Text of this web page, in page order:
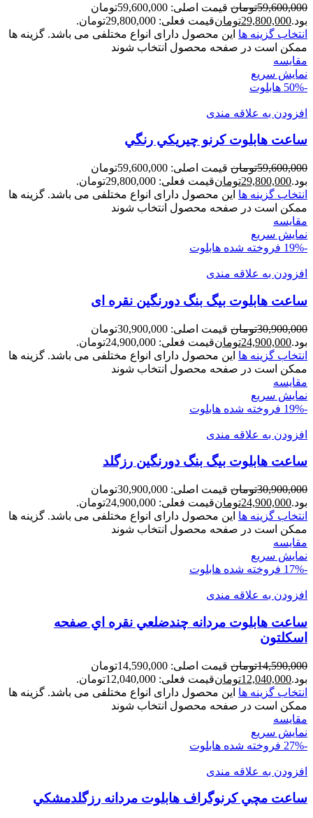
59,600,000تومان
قیمت اصلی: 59,600,000تومان
بود.29,800,000تومانقیمت فعلی: 29,800,000تومان.
انتخاب گزینه ها این محصول دارای انواع مختلفی می باشد. گزینه ها
ممکن است در صفحه محصول انتخاب شوند
مقايسه
نمایش سریع
-50%
هابلوت
افزودن به علاقه مندی
ساعت هابلوت کرنو چيريکي رنگي
59,600,000تومان
قیمت اصلی: 59,600,000تومان
بود.29,800,000تومانقیمت فعلی: 29,800,000تومان.
انتخاب گزینه ها این محصول دارای انواع مختلفی می باشد. گزینه ها
ممکن است در صفحه محصول انتخاب شوند
مقايسه
نمایش سریع
-19%
فروخته شده هابلوت
افزودن به علاقه مندی
ساعت هابلوت بیگ بنگ دورنگين نقره ای
30,900,000تومان
قیمت اصلی: 30,900,000تومان
بود.24,900,000تومانقیمت فعلی: 24,900,000تومان.
انتخاب گزینه ها این محصول دارای انواع مختلفی می باشد. گزینه ها
ممکن است در صفحه محصول انتخاب شوند
مقايسه
نمایش سریع
-19%
فروخته شده هابلوت
افزودن به علاقه مندی
ساعت هابلوت بیگ بنگ دورنگين رزگلد
30,900,000تومان
قیمت اصلی: 30,900,000تومان
بود.24,900,000تومانقیمت فعلی: 24,900,000تومان.
انتخاب گزینه ها این محصول دارای انواع مختلفی می باشد. گزینه ها
ممکن است در صفحه محصول انتخاب شوند
مقايسه
نمایش سریع
-17%
فروخته شده هابلوت
افزودن به علاقه مندی
ساعت هابلوت مردانه چندضلعي نقره اي صفحه
اسکلتون
14,590,000تومان
قیمت اصلی: 14,590,000تومان
بود.12,040,000تومانقیمت فعلی: 12,040,000تومان.
انتخاب گزینه ها این محصول دارای انواع مختلفی می باشد. گزینه ها
ممکن است در صفحه محصول انتخاب شوند
مقايسه
نمایش سریع
-27%
فروخته شده هابلوت
افزودن به علاقه مندی
ساعت مچي کرنوگراف هابلوت مردانه رزگلدمشکي